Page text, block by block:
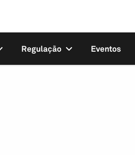
Regulação Eventos